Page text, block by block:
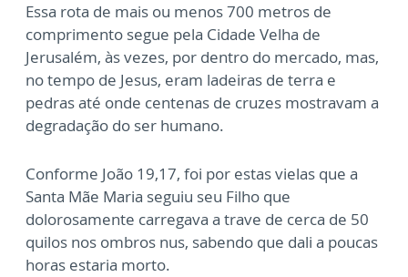
Essa rota de mais ou menos 700 metros de
comprimento segue pela Cidade Velha de
Jerusalém, às vezes, por dentro do mercado, mas,
no tempo de Jesus, eram ladeiras de terra e
pedras até onde centenas de cruzes mostravam a
degradação do ser humano.
Conforme João 19,17, foi por estas vielas que a
Santa Mãe Maria seguiu seu Filho que
dolorosamente carregava a trave de cerca de 50
quilos nos ombros nus, sabendo que dali a poucas
horas estaria morto.